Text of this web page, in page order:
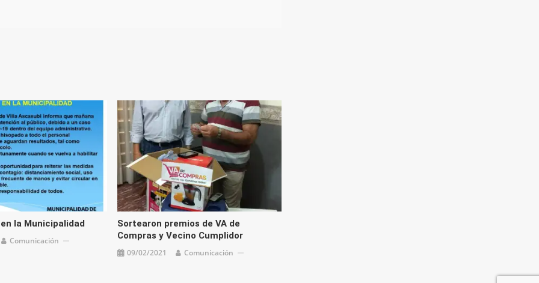
la Municipalidad
Comunicación
Sortearon premios de VA de
Compras y Vecino Cumplidor
09/02/2021 Comunicación